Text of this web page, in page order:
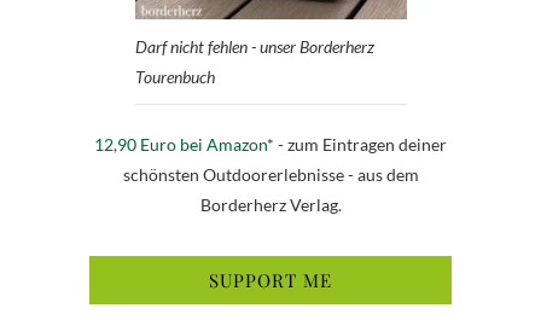
Darf nicht fehlen - unser Borderherz
Tourenbuch
12,90 Euro bei Amazon* - zum Eintragen deiner
schönsten Outdoorerlebnisse - aus dem
Borderherz Verlag.
SUPPORT ME